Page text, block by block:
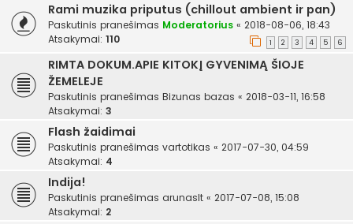
Rami muzika priputus (chillout ambient ir pan)
Paskutinis pranešimas Moderatorius « 2018-08-06, 18:43
Atsakymai: 110 1 2 3 4 5 6
RIMTA DOKUM.APIE KITOKĮ GYVENIMĄ ŠIOJE
ŽEMELEJE
Paskutinis pranešimas Bizunas bazas « 2018-03-11, 16:58
Atsakymai: 3
Flash žaidimai
Paskutinis pranešimas vartotikas « 2017-07-30, 04:59
Atsakymai: 4
Indija!
Paskutinis pranešimas arunaslt « 2017-07-08, 15:08
Atsakymai: 2